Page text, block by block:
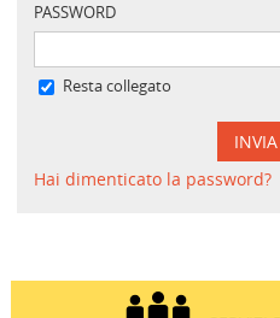
PASSWORD
Resta collegato
INVIA
Hai dimenticato la password?